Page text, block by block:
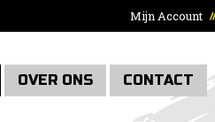
Mijn Account //
OVER ONS CONTACT